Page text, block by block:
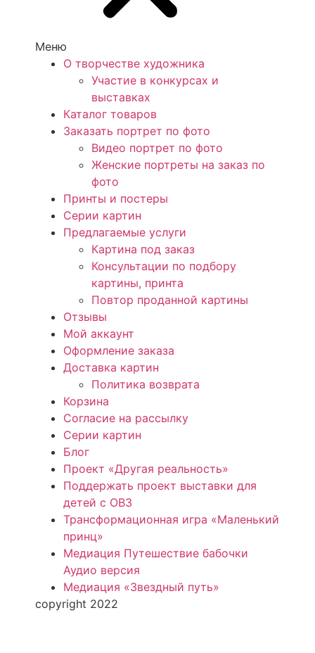
Меню
О творчестве художника
Участие в конкурсах и
выставках
Каталог товаров
Заказать портрет по фото
Видео портрет по фото
Женские портреты на заказ по
фото
Принты и постеры
Серии картин
Предлагаемые услуги
Картина под заказ
Консультации по подбору
картины, принта
Повтор проданной картины
Отзывы
Мой аккаунт
Оформление заказа
Доставка картин
Политика возврата
Корзина
Согласие на рассылку
Серии картин
Блог
Проект «Другая реальность»
Поддержать проект выставки для
детей с ОВЗ
Трансформационная игра «Маленький
принц»
Медиация Путешествие бабочки
Аудио версия
Медиация «Звездный путь»
copyright 2022